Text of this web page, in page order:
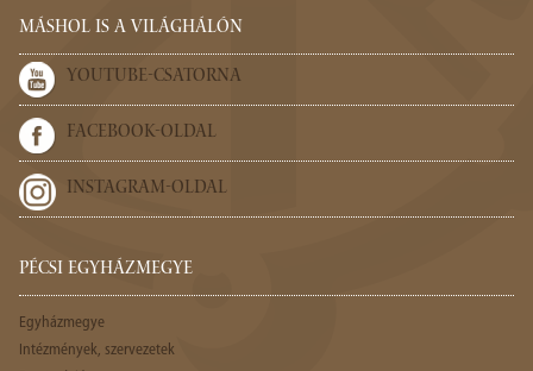
MÁSHOL IS A VILÁGHÁLÓN
YOUTUBE-CSATORNA
FACEBOOK-OLDAL
INSTAGRAM-OLDAL
PÉCSI EGYHÁZMEGYE
Egyházmegye
Intézmények, szervezetek